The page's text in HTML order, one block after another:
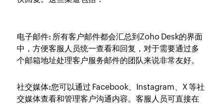
电子邮件: 所有客户邮件都会汇总到Zoho Desk的界面
中，方便客服人员统一查看和回复，对于需要通过多
个邮箱地址处理客户服务邮件的团队来说非常友好。
社交媒体:您可以通过 Facebook、Instagram、X 等社
交媒体查看和管理客户沟通内容。客服人员可直接在